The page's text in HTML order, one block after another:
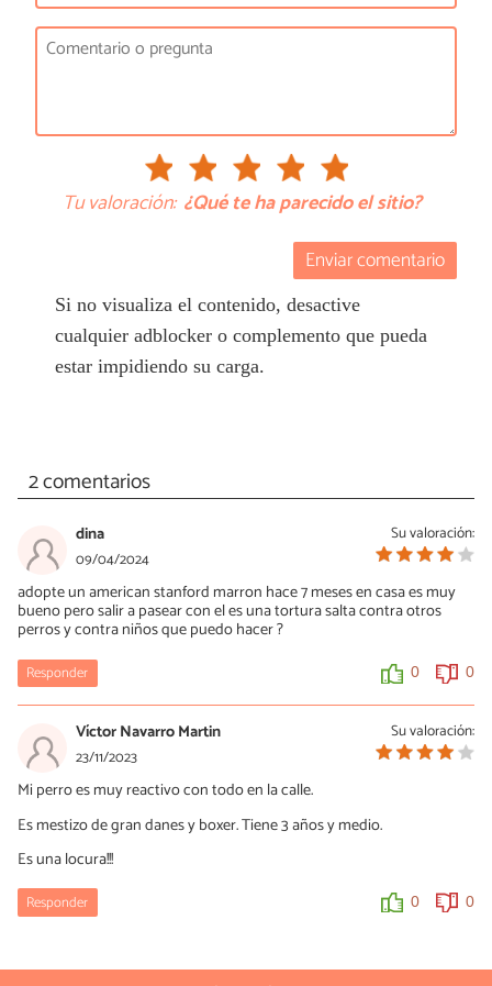
Tu valoración: ¿Qué te ha parecido el sitio?
Enviar comentario
Si no visualiza el contenido, desactive
cualquier adblocker o complemento que pueda
estar impidiendo su carga.
2 comentarios
Su valoración:
dina
09/04/2024
adopte un american stanford marron hace 7 meses en casa es muy
bueno pero salir a pasear con el es una tortura salta contra otros
perros y contra niños que puedo hacer ?
Responder 0 0
Su valoración:
Víctor Navarro Martin
23/11/2023
Mi perro es muy reactivo con todo en la calle.
Es mestizo de gran danes y boxer. Tiene 3 años y medio.
Es una locura!!!
Responder 0 0